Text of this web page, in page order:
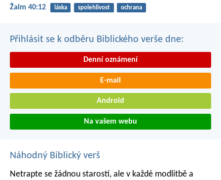
Žalm 40:12 láska spolehlivost ochrana
Přihlásit se k odběru Biblického verše dne:
Denní oznámení
E-mail
Android
Na vašem webu
Náhodný Biblický verš
Netrapte se žádnou starostí, ale v každé modlitbě a